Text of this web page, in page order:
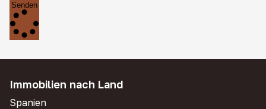
Senden
Immobilien nach Land
Spanien